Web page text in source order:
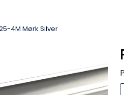
4M Mørk Silver